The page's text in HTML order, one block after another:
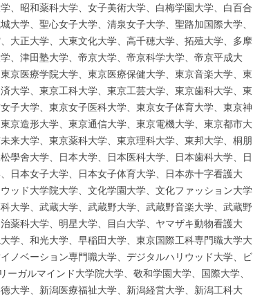
、昭和薬科大学、女子美術大学、白梅学園大学、白百合
大学、聖心女子大学、清泉女子大学、聖路加国際大学、
大正大学、大東文化大学、高千穂大学、拓殖大学、多摩
、津田塾大学、帝京大学、帝京科学大学、帝京平成大
京医療学院大学、東京医療保健大学、東京音楽大学、東
大学、東京工科大学、東京工芸大学、東京歯科大学、東
子大学、東京女子医科大学、東京女子体育大学、東京神
京造形大学、東京通信大学、東京電機大学、東京都市大
来大学、東京薬科大学、東京理科大学、東邦大学、桐朋
學舍大学、日本大学、日本医科大学、日本歯科大学、日
日本女子大学、日本女子体育大学、日本赤十字看護大
ッド大学院大学、文化学園大学、文化ファッション大学
大学、武蔵大学、武蔵野大学、武蔵野音楽大学、武蔵野
薬科大学、明星大学、目白大学、ヤマザキ動物看護大
学、和光大学、早稲田大学、東京国際工科専門職大学大
ノベーション専門職大学、デジタルハリウッド大学、ビ
ーガルマインド大学院大学、敬和学園大学、国際大学、
大学、新潟医療福祉大学、新潟経営大学、新潟工科大